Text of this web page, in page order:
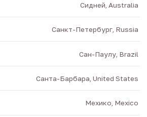
Сидней, Australia
Санкт-Петербург, Russia
Сан-Паулу, Brazil
Санта-Барбара, United States
Мехико, Mexico